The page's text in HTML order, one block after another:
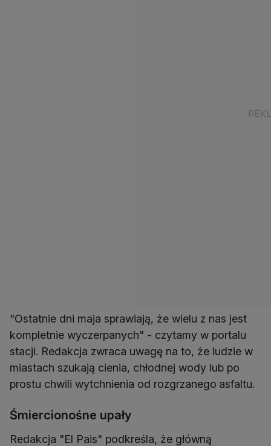
"Ostatnie dni maja sprawiają, że wielu z nas jest
kompletnie wyczerpanych" - czytamy w portalu
stacji. Redakcja zwraca uwagę na to, że ludzie w
miastach szukają cienia, chłodnej wody lub po
prostu chwili wytchnienia od rozgrzanego asfaltu.
Śmiercionośne upały
Redakcja "El Pais" podkreśla, że główną